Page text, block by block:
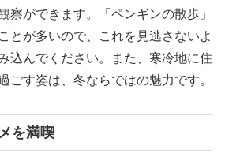
察ができます。「ペンギンの散歩」
とが多いので、これを見逃さないよ
込んでください。また、寒冷地に住
ごす姿は、冬ならではの魅力です。
を満喫